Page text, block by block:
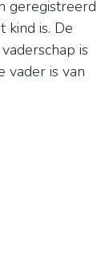
geregistreerd
kind is. De
is
vader is van